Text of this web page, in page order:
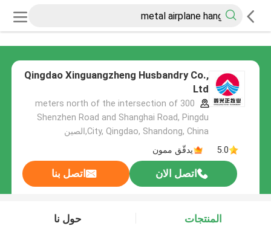
Qingdao Xinguangzheng Husbandry Co.,
Ltd
300 meters north of the intersection of
Shenzhen Road and Shanghai Road, Pingdu
City, Qingdao, Shandong, China,الصين
5.0
يدقّق ممون
اتصل الان اتصل بنا
المنتجات حول نا